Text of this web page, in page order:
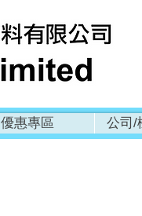
優惠專區 公司/